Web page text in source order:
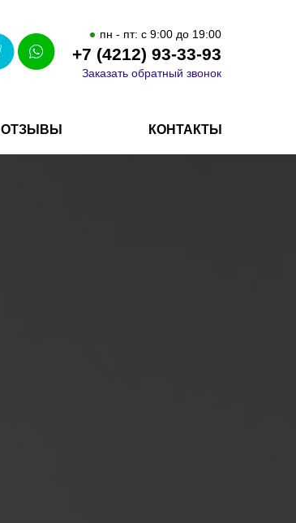
пн - пт: с 9:00 до 19:00
+7 (4212) 93-33-93
Заказать обратный звонок
ОТЗЫВЫ КОНТАКТЫ